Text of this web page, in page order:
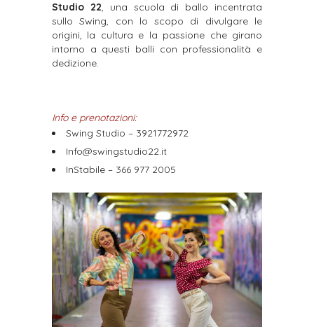
Studio 22, una scuola di ballo incentrata
sullo Swing, con lo scopo di divulgare le
origini, la cultura e la passione che girano
intorno a questi balli con professionalità e
dedizione.
Info e prenotazioni:
Swing Studio – 3921772972
Info@swingstudio22.it
InStabile – 366 977 2005